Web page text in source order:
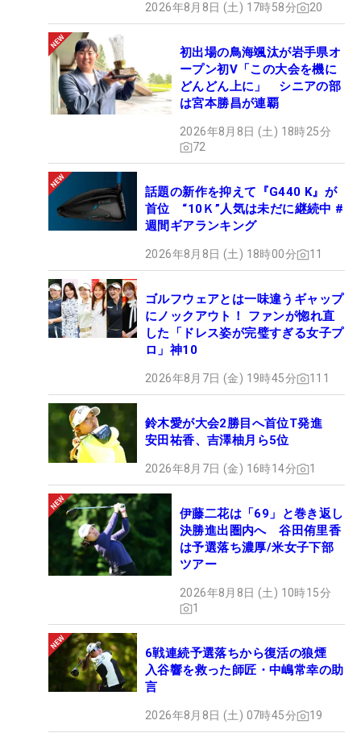
2026年8月8日 (土) 17時58分 20
初出場の鳥海颯汰が岩手県オ
ープン初V「この大会を機に
どんどん上に」 シニアの部
は宮本勝昌が連覇
2026年8月8日 (土) 18時25分
72
話題の新作を抑えて『G440 K』が
首位 “10Ｋ”人気は未だに継続中 #
週間ギアランキング
2026年8月8日 (土) 18時00分 11
ゴルフウェアとは一味違うギャップ
にノックアウト！ ファンが惚れ直
した「ドレス姿が完璧すぎる女子プ
ロ」神10
2026年8月7日 (金) 19時45分 111
鈴木愛が大会2勝目へ首位T発進
安田祐香、吉澤柚月ら5位
2026年8月7日 (金) 16時14分 1
伊藤二花は「69」と巻き返し
決勝進出圏内へ 谷田侑里香
は予選落ち濃厚/米女子下部
ツアー
2026年8月8日 (土) 10時15分
1
6戦連続予選落ちから復活の狼煙
入谷響を救った師匠・中嶋常幸の助
言
2026年8月8日 (土) 07時45分 19